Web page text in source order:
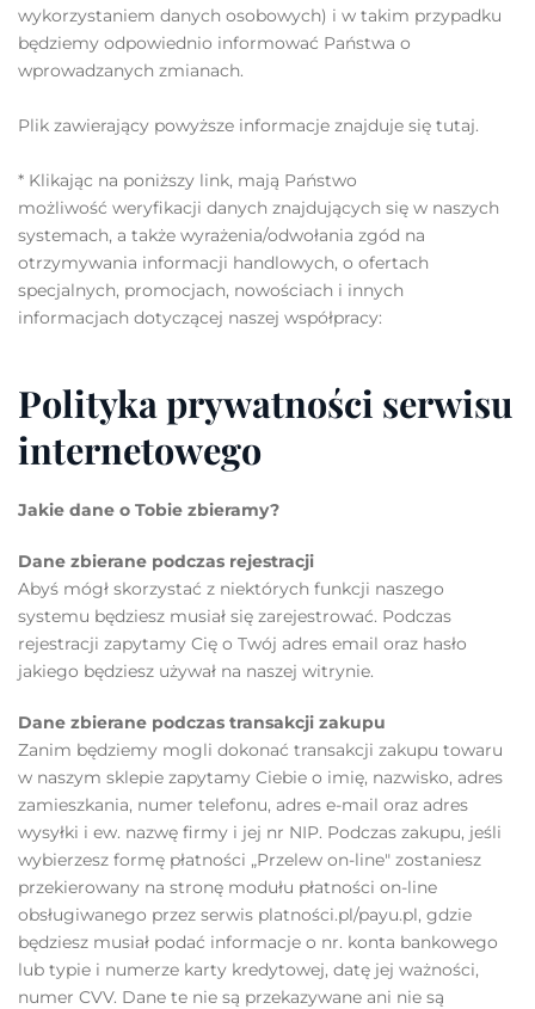
wykorzystaniem danych osobowych) i w takim przypadku
będziemy odpowiednio informować Państwa o
wprowadzanych zmianach.
Plik zawierający powyższe informacje znajduje się tutaj.
* Klikając na poniższy link, mają Państwo
możliwość weryfikacji danych znajdujących się w naszych
systemach, a także wyrażenia/odwołania zgód na
otrzymywania informacji handlowych, o ofertach
specjalnych, promocjach, nowościach i innych
informacjach dotyczącej naszej współpracy:
Polityka prywatności serwisu
internetowego
Jakie dane o Tobie zbieramy?
Dane zbierane podczas rejestracji
Abyś mógł skorzystać z niektórych funkcji naszego
systemu będziesz musiał się zarejestrować. Podczas
rejestracji zapytamy Cię o Twój adres email oraz hasło
jakiego będziesz używał na naszej witrynie.
Dane zbierane podczas transakcji zakupu
Zanim będziemy mogli dokonać transakcji zakupu towaru
w naszym sklepie zapytamy Ciebie o imię, nazwisko, adres
zamieszkania, numer telefonu, adres e-mail oraz adres
wysyłki i ew. nazwę firmy i jej nr NIP. Podczas zakupu, jeśli
wybierzesz formę płatności „Przelew on-line" zostaniesz
przekierowany na stronę modułu płatności on-line
obsługiwanego przez serwis platności.pl/payu.pl, gdzie
będziesz musiał podać informacje o nr. konta bankowego
lub typie i numerze karty kredytowej, datę jej ważności,
numer CVV. Dane te nie są przekazywane ani nie są